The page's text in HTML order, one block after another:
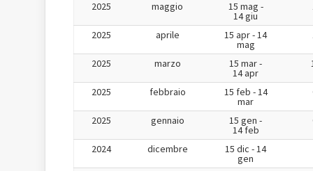
2025 maggio 15 mag -
14 giu
2025 aprile 15 apr - 14
mag
2025 marzo 15 mar -
14 apr
2025 febbraio 15 feb - 14
mar
2025 gennaio 15 gen -
14 feb
2024 dicembre 15 dic - 14
gen